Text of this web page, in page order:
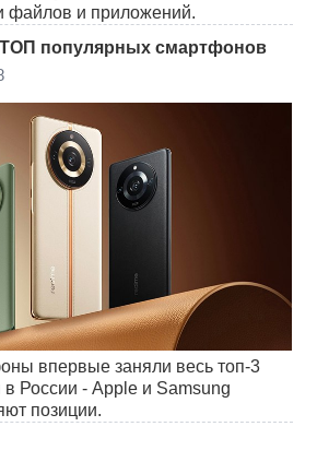
файлов и приложений.
ТОП популярных смартфонов
впервые заняли весь топ-3
России - Аpple и Samsung
позиции.